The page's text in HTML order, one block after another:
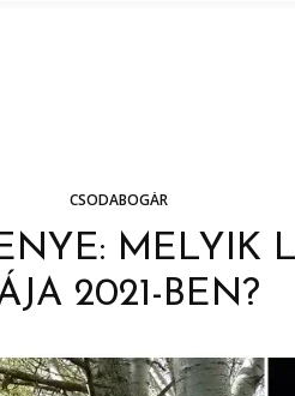
CSODABOGÁR
MELYIK
2021-BEN?